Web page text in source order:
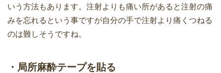
いう方法もあります。注射よりも痛い所があると注射の痛
みを忘れるという事ですが自分の手で注射より痛くつねる
のは難しそうですね。
・局所麻酔テープを貼る